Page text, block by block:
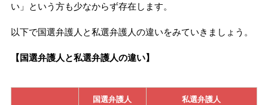
い」という方も少なからず存在します。
以下で国選弁護人と私選弁護人の違いをみていきましょう。
【国選弁護人と私選弁護人の違い】
国選弁護人 私選弁護人